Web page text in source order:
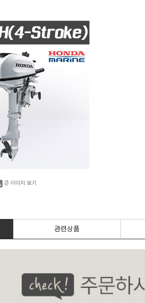
큰 이미지 보기
관련상품